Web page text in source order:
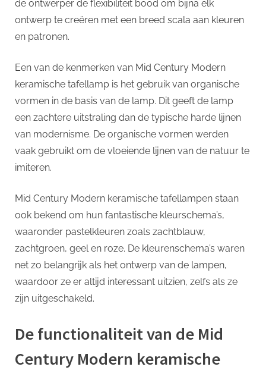
de ontwerper de flexibiliteit bood om bijna elk
ontwerp te creëren met een breed scala aan kleuren
en patronen.
Een van de kenmerken van Mid Century Modern
keramische tafellamp is het gebruik van organische
vormen in de basis van de lamp. Dit geeft de lamp
een zachtere uitstraling dan de typische harde lijnen
van modernisme. De organische vormen werden
vaak gebruikt om de vloeiende lijnen van de natuur te
imiteren.
Mid Century Modern keramische tafellampen staan
ook bekend om hun fantastische kleurschema’s,
waaronder pastelkleuren zoals zachtblauw,
zachtgroen, geel en roze. De kleurenschema’s waren
net zo belangrijk als het ontwerp van de lampen,
waardoor ze er altijd interessant uitzien, zelfs als ze
zijn uitgeschakeld.
De functionaliteit van de Mid
Century Modern keramische